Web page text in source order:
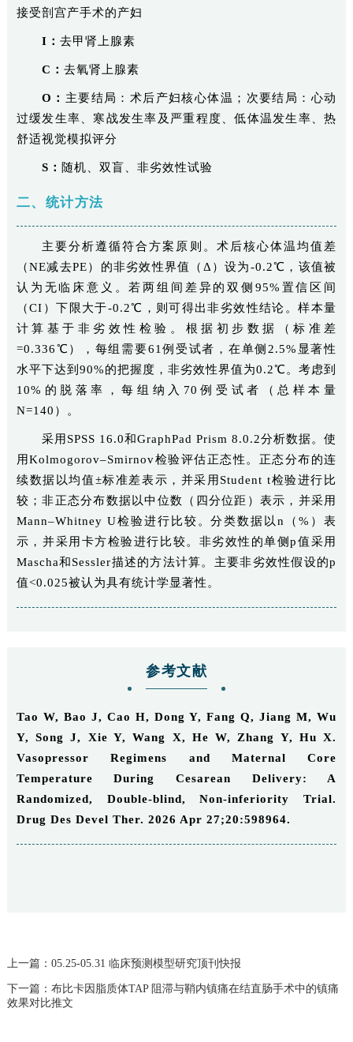
接受剖宫产手术的产妇
I： 去甲肾上腺素
C： 去氧肾上腺素
O： 主要结局：术后产妇核心体温；次要结局：心动
过缓发生率、寒战发生率及严重程度、低体温发生率、热
舒适视觉模拟评分
S： 随机、双盲、非劣效性试验
二、统计方法
主要分析遵循符合方案原则。术后核心体温均值差
（NE减去PE）的非劣效性界值（Δ）设为-0.2℃，该值被
认为无临床意义。若两组间差异的双侧95%置信区间
（CI）下限大于-0.2℃，则可得出非劣效性结论。样本量
计算基于非劣效性检验。根据初步数据（标准差
=0.336℃），每组需要61例受试者，在单侧2.5%显著性
水平下达到90%的把握度，非劣效性界值为0.2℃。考虑到
10%的脱落率，每组纳入70例受试者（总样本量
N=140）。
采用SPSS 16.0和GraphPad Prism 8.0.2分析数据。使
用Kolmogorov–Smirnov检验评估正态性。正态分布的连
续数据以均值±标准差表示，并采用Student t检验进行比
较；非正态分布数据以中位数（四分位距）表示，并采用
Mann–Whitney U检验进行比较。分类数据以n（%）表
示，并采用卡方检验进行比较。非劣效性的单侧p值采用
Mascha和Sessler描述的方法计算。主要非劣效性假设的p
值<0.025被认为具有统计学显著性。
参考文献
Tao W, Bao J, Cao H, Dong Y, Fang Q, Jiang M, Wu
Y, Song J, Xie Y, Wang X, He W, Zhang Y, Hu X.
Vasopressor Regimens and Maternal Core
Temperature During Cesarean Delivery: A
Randomized, Double‑blind, Non‑inferiority Trial.
Drug Des Devel Ther. 2026 Apr 27;20:598964.
上一篇：05.25-05.31 临床预测模型研究顶刊快报
下一篇：布比卡因脂质体TAP 阻滞与鞘内镇痛在结直肠手术中的镇痛
效果对比推文